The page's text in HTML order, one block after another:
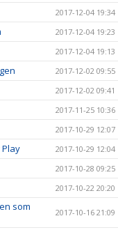
2017-12-04 19:34
2017-12-04 19:23
2017-12-04 19:13
2017-12-02 09:55
2017-12-02 09:41
2017-11-25 10:36
2017-10-29 12:07
2017-10-29 12:04
2017-10-28 09:25
2017-10-22 20:20
som
2017-10-16 21:09